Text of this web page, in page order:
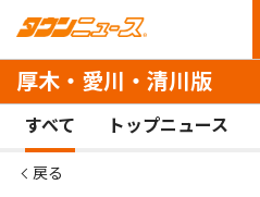
厚木・愛川・清川版
すべて トップニュース
戻る